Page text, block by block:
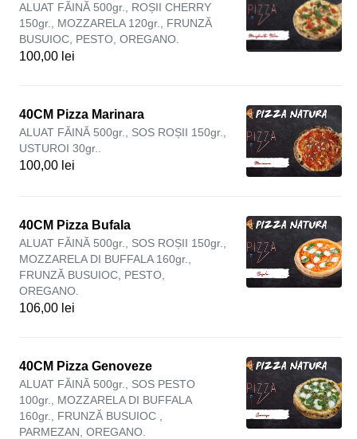
ALUAT FĂINĂ 500gr., ROȘII CHERRY
150gr., MOZZARELA 120gr., FRUNZĂ
BUSUIOC, PESTO, OREGANO.
100,00 lei
40CM Pizza Marinara
ALUAT FĂINĂ 500gr., SOS ROȘII 150gr.,
USTUROI 30gr..
100,00 lei
40CM Pizza Bufala
ALUAT FĂINĂ 500gr., SOS ROȘII 150gr.,
MOZZARELA DI BUFFALA 160gr.,
FRUNZĂ BUSUIOC, PESTO,
OREGANO.
106,00 lei
40CM Pizza Genoveze
ALUAT FĂINĂ 500gr., SOS PESTO
100gr., MOZZARELA DI BUFFALA
160gr., FRUNZĂ BUSUIOC ,
PARMEZAN, OREGANO.